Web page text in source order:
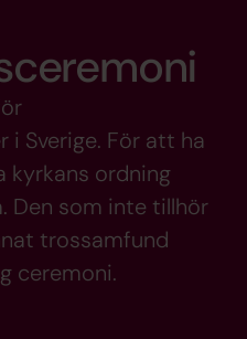
i Sverige. För att ha
kyrkans ordning
Den som inte tillhör
trossamfund
ceremoni.